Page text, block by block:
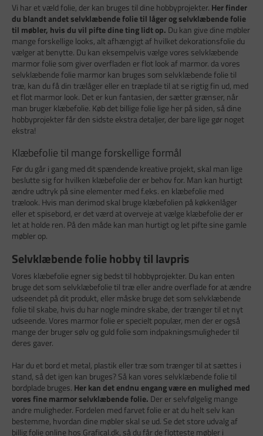
Vi har et væld folie, der kan bruges til dine hobbyprojekter. Her finder
du blandt andet selvklæbende folie til låger og selvklæbende folie
til møbler, hvis du vil pifte dine ting lidt op. Du kan give dine møbler
mange forskellige looks, alt afhængigt af hvilket dekorationsfolie du
vælger at benytte. Du kan eksempelvis vælge vores selvklæbende
marmor folie som giver overfladen er flot look af marmor. da vores
selvklæbende folie marmor kan bruges som selvklæbende folie til
træ, kan du få din trælåger eller en træplade til at se rigtig fin ud, med
et flot marmor look. Det er kun fantasien, der sætter grænser, når
man bruger klæbefolie. Køb det billige folie lige her på siden, så dine
hobbyprojekter får den sidste ekstra detaljer, der bare lige gør noget
ekstra!
Klæbefolie til mange forskellige formål
Før du går i gang med dit spændende kreative projekt, skal man lige
beslutte sig for hvilken klæbefolie der er behov for. Man kan hurtigt
ændre udtryk på sine elementer med f.eks. en klæbefolie med
trælook. Hvis man derimod skal bruge klæbefolien på køkkenlåger
eller et spisebord, er det værd at overveje at vælge klæbefolie der er
let at holde ren. På den måde kan man hurtigt og let pifte sine gamle
møbler op.
Selvklæbende folie hobby til lavpris
Vores klæbefolie egner sig bedst til hobbyprojekter. Du kan enten
bruge det som selvklæbefolie til træ eller andre overflade for at ændre
udseendet på dit produkt, eller måske bruge det som selvklæbende
folie til skabe, hvis du har nogle mindre skabe, der trænger til et nyt
udseende. Vores marmor folie er specielt populær, men der er også
mange der bruger sølv og guld folie som indpakningsmuligheder til
deres gaver.
Har du et bord et metal, plastik eller træ som trænger til at sættes i
stand, så det igen kan bruges? Så kan vores selvklæbende folie til
bordplade bruges. Her kan det endnu engang være en mulighed med
vores fine marmor selvklæbende folie. Der er selvfølgelig mange
andre muligheder. Fordelen med farvet folie er at du helt selv kan
bestemme, hvordan dine møbler skal se ud. Se det store udvalg af
billig folie online hos Grafical.dk, så du får de flotteste møbler i